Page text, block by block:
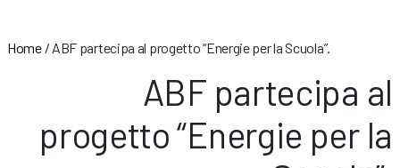
Home/ ABF partecipa al progetto “Energie per la Scuola”.
ABF partecipa al
progetto “Energie per la